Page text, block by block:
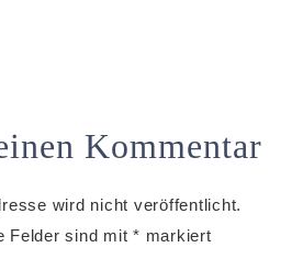
Kommentar
wird nicht veröffentlicht.
Felder sind mit * markiert